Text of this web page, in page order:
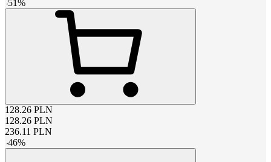
-51 %
128.26 PLN
128.26 PLN
236.11 PLN
-46%